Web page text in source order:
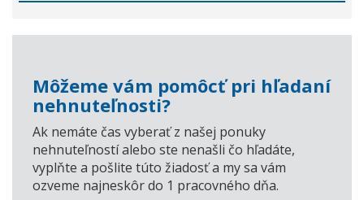
Môžeme vám pomôcť pri hľadaní
nehnuteľnosti?
Ak nemáte čas vyberať z našej ponuky
nehnuteľností alebo ste nenašli čo hľadáte,
vyplňte a pošlite túto žiadosť a my sa vám
ozveme najneskôr do 1 pracovného dňa.